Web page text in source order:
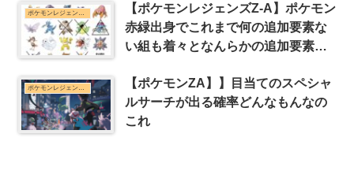
ポケモンレジェンズZ-Aまとめ
【ポケモンレジェンズZ-A】ポケモン
赤緑出身でこれまで何の追加要素な
い組も着々となんらかの追加要素貰
ポケモンレジェンズZ-Aまとめ
【ポケモンZA】】目当てのスペシャ
ルサーチが出る確率どんなもんなの
これ